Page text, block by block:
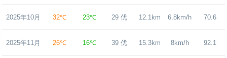
2025年10月 32℃ 23℃ 29 优 12.1km 6.8km/h 70.6
2025年11月 26℃ 16℃ 39 优 15.3km 8km/h 92.1